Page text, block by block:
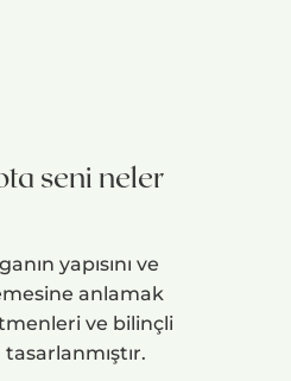
seni neler
yapısını ve
anlamak
ve bilinçli
tasarlanmıştır.